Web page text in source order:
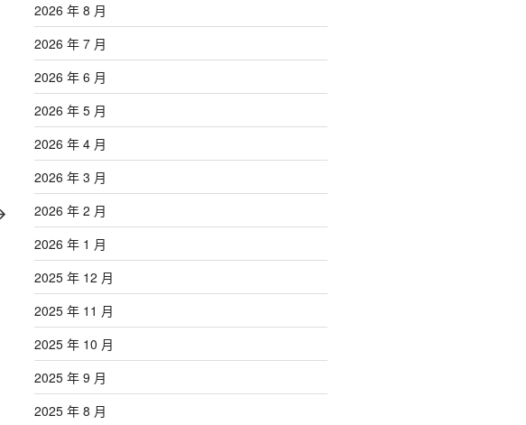
2026 年 8 月
2026 年 7 月
2026 年 6 月
2026 年 5 月
2026 年 4 月
2026 年 3 月
2026 年 2 月
2026 年 1 月
2025 年 12 月
2025 年 11 月
2025 年 10 月
2025 年 9 月
2025 年 8 月